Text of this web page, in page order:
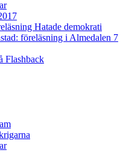
Hatade demokrati
föreläsning i Almedalen 7
Flashback